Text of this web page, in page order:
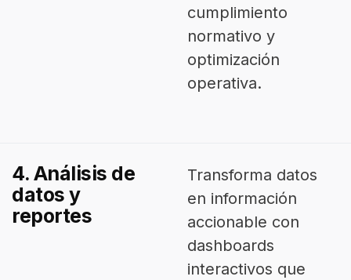
cumplimiento
normativo y
optimización
operativa.
4. Análisis de
datos y
reportes
Transforma datos
en información
accionable con
dashboards
interactivos que